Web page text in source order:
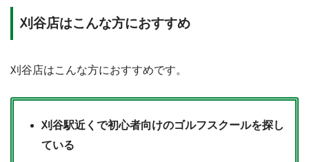
刈谷店はこんな方におすすめ
刈谷店はこんな方におすすめです。
刈谷駅近くで初心者向けのゴルフスクールを探し
ている